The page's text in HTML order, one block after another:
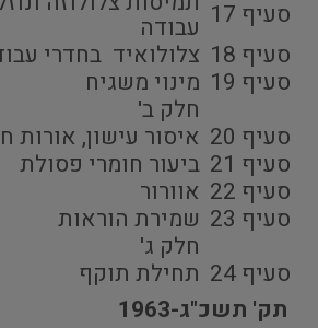
סעיף 17
עבודה
סעיף 18
צלולואיד בחדרי
סעיף 19
מינוי משגיח
חלק ב'
סעיף 20
איסור עישון, אורות
סעיף 21
ביעור חומרי פסולת
סעיף 22
אוורור
סעיף 23
שמירת הוראות
חלק ג'
סעיף 24
תחילת תוקף
תק' תשכ"ג-1963